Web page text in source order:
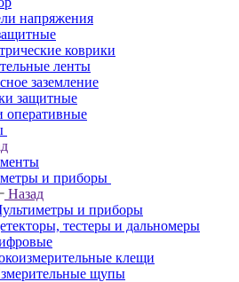
напряжения
коврики
ленты
заземление
защитные
оперативные
и приборы
Назад
и приборы
тестеры и дальномеры
клещи
щупы